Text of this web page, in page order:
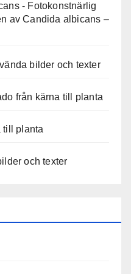
- Fotokonstnärlig
av Candida albicans –
bilder och texter
från kärna till planta
till planta
och texter